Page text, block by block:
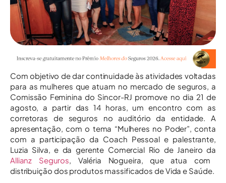
Com objetivo de dar continuidade às atividades voltadas
para as mulheres que atuam no mercado de seguros, a
Comissão Feminina do Sincor-RJ promove no dia 21 de
agosto, a partir das 14 horas, um encontro com as
corretoras de seguros no auditório da entidade. A
apresentação, com o tema “Mulheres no Poder”, conta
com a participação da Coach Pessoal e palestrante,
Luzia Silva, e da gerente Comercial Rio de Janeiro da
Allianz Seguros, Valéria Nogueira, que atua com
distribuição dos produtos massificados de Vida e Saúde.